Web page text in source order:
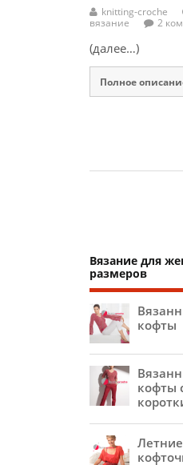
knitting-croche
вязание
2
(далее…)
Полное
Вязание для
размеров
кофты
кофты